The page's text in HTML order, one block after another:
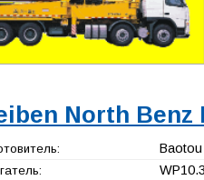
North Benz